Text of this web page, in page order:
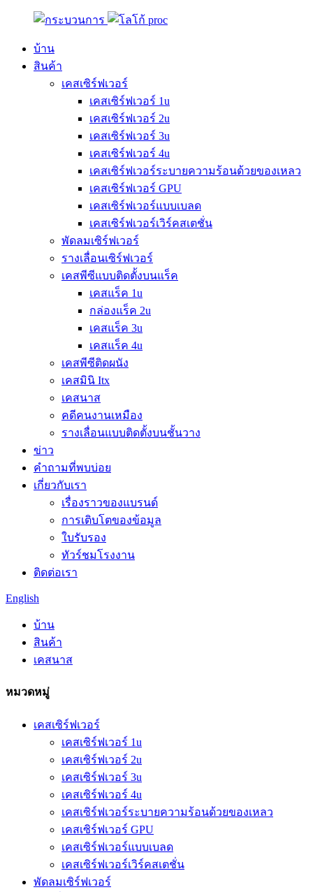
บ้าน
สินค้า
เคสเซิร์ฟเวอร์
เคสเซิร์ฟเวอร์ 1u
เคสเซิร์ฟเวอร์ 2u
เคสเซิร์ฟเวอร์ 3u
เคสเซิร์ฟเวอร์ 4u
เคสเซิร์ฟเวอร์ระบายความร้อนด้วยของเหลว
เคสเซิร์ฟเวอร์ GPU
เคสเซิร์ฟเวอร์แบบเบลด
เคสเซิร์ฟเวอร์เวิร์คสเตชั่น
พัดลมเซิร์ฟเวอร์
รางเลื่อนเซิร์ฟเวอร์
เคสพีซีแบบติดตั้งบนแร็ค
เคสแร็ค 1u
กล่องแร็ค 2u
เคสแร็ค 3u
เคสแร็ค 4u
เคสพีซีติดผนัง
เคสมินิ Itx
เคสนาส
คดีคนงานเหมือง
รางเลื่อนแบบติดตั้งบนชั้นวาง
ข่าว
คำถามที่พบบ่อย
เกี่ยวกับเรา
เรื่องราวของแบรนด์
การเติบโตของข้อมูล
ใบรับรอง
ทัวร์ชมโรงงาน
ติดต่อเรา
English
บ้าน
สินค้า
เคสนาส
หมวดหมู่
เคสเซิร์ฟเวอร์
เคสเซิร์ฟเวอร์ 1u
เคสเซิร์ฟเวอร์ 2u
เคสเซิร์ฟเวอร์ 3u
เคสเซิร์ฟเวอร์ 4u
เคสเซิร์ฟเวอร์ระบายความร้อนด้วยของเหลว
เคสเซิร์ฟเวอร์ GPU
เคสเซิร์ฟเวอร์แบบเบลด
เคสเซิร์ฟเวอร์เวิร์คสเตชั่น
พัดลมเซิร์ฟเวอร์